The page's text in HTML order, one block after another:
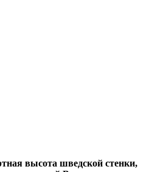
высота шведской стенки,